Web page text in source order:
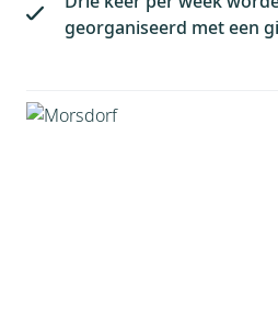
georganiseerd met een